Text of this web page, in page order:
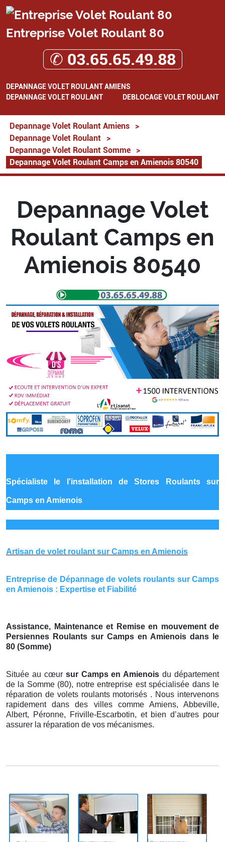
Entreprise Volet Roulant 80
✆ 03.65.65.49.88
DEPANNAGE VOLET ROULANT AMIENS
DEPANNAGE VOLET ROULANT
DEBLOCAGE VOLET ROULANT
Depannage Volet Roulant Amiens
>
Depannage Volet Roulant
>
Depannage Volet Roulant Somme
>
Depannage Volet Roulant Camps en Amienois 80540
Depannage Volet
Roulant Camps en
Amienois 80540
Spécialiste le l'installation de Stores Roulants sur
Camps en Amienois
Artisan de volet roulant sur Camps en Amienois
Entreprise de Dépannage de volets roulants sur Camps
en Amienois : Expertise et Fiabilité
Assistance, Maintenance et Remise en mouvement de
Persiennes Roulants sur Camps en Amienois dans le
80 (Somme)
Située au cœur sur Camps en Amienoisdu département
de la Somme (80), notre entreprise est spécialisée dans le
réparation de volets roulants motorisés . Nous intervenons
rapidement dans des villes comme Amiens, Abbeville,
Albert, Péronne, Friville-Escarbotin, et bien d’autres pour
assurer la réparation de vos mécanismes.